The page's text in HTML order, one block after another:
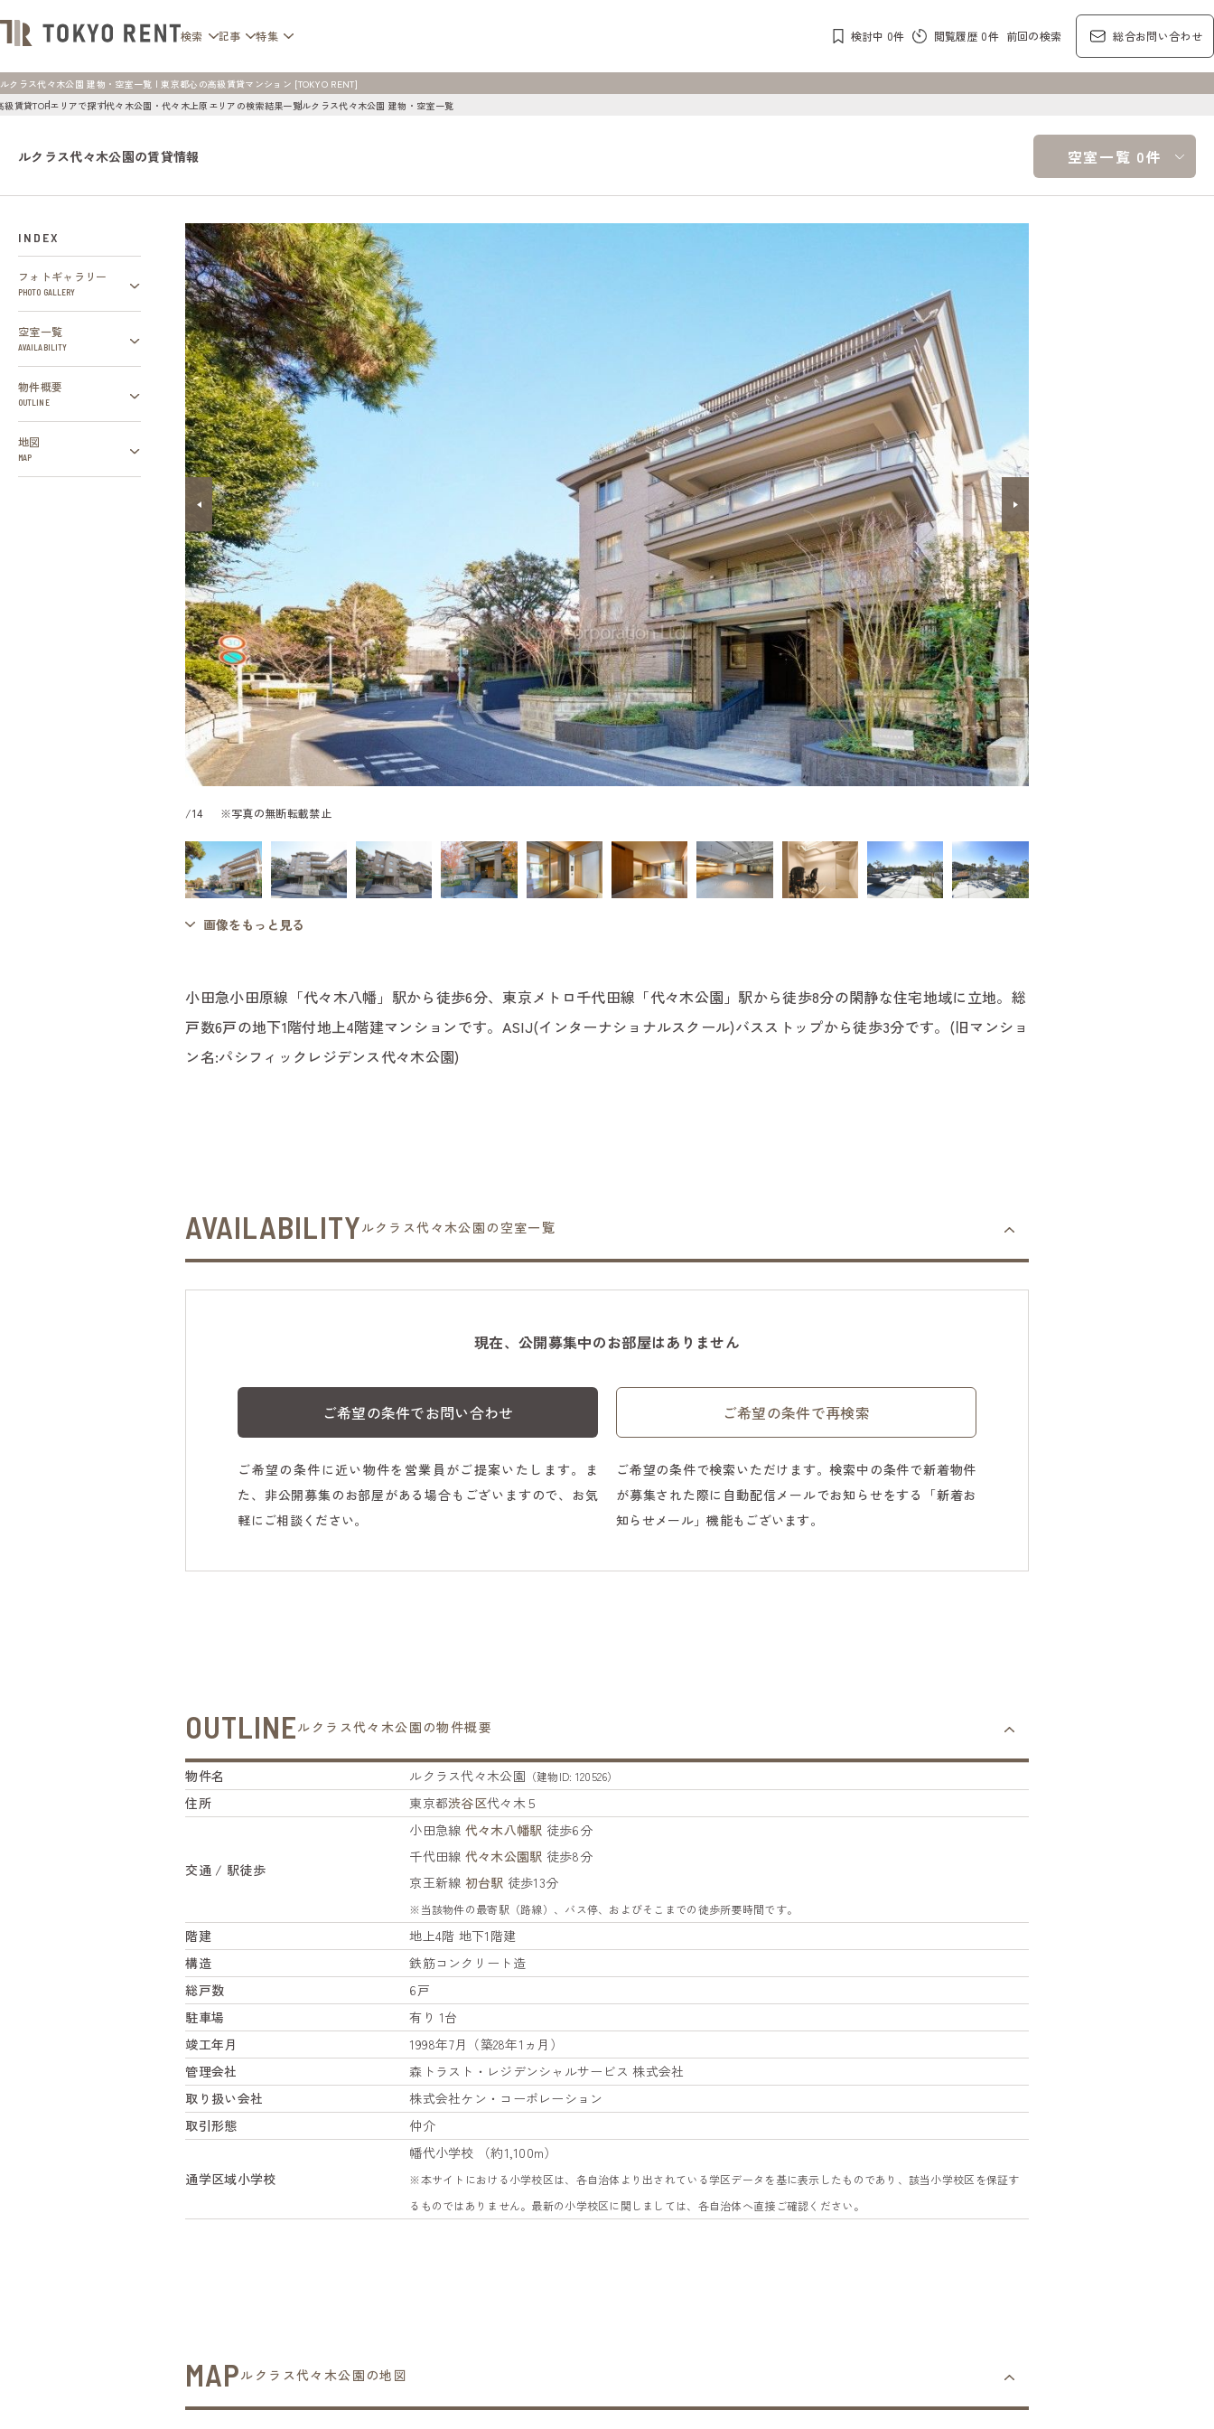
検索 記事 特集 検討中 0件 閲覧履歴 0件 前回の検索 総合お問い合わせ
ルクラス代々木公園 建物・空室一覧 | 東京都心の高級賃貸マンション [TOKYO RENT]
級賃貸TOPエリアで探す代々木公園・代々木上原エリアの検索結果一覧ルクラス代々木公園 建物・空室一覧
ルクラス代々木公園の賃貸情報 空室一覧 0件
INDEX
フォトギャラリー
PHOTO GALLERY
空室一覧
AVAILABILITY
物件概要
OUTLINE
地図
MAP
/14 ※写真の無断転載禁止
画像をもっと見る
小田急小田原線「代々木八幡」駅から徒歩6分、東京メトロ千代田線「代々木公園」駅から徒歩8分の閑静な住宅地域に立地。総
戸数6戸の地下1階付地上4階建マンションです。ASIJ(インターナショナルスクール)バスストップから徒歩3分です。(旧マンショ
ン名:パシフィックレジデンス代々木公園)
AVAILABILITYルクラス代々木公園の空室一覧
現在、公開募集中のお部屋はありません
ご希望の条件でお問い合わせ
ご希望の条件に近い物件を営業員がご提案いたします。ま
た、非公開募集のお部屋がある場合もございますので、お気
軽にご相談ください。
ご希望の条件で再検索
ご希望の条件で検索いただけます。検索中の条件で新着物件
が募集された際に自動配信メールでお知らせをする「新着お
知らせメール」機能もございます。
OUTLINEルクラス代々木公園の物件概要
物件名 ルクラス代々木公園 （建物ID: 120526）
住所 東京都渋谷区代々木５
交通 / 駅徒歩
小田急線 代々木八幡駅 徒歩6分
千代田線 代々木公園駅 徒歩8分
京王新線 初台駅 徒歩13分
※当該物件の最寄駅（路線）、バス停、およびそこまでの徒歩所要時間です。
階建
地上4階 地下1階建
構造
鉄筋コンクリート造
総戸数
6戸
駐車場
有り 1台
竣工年月
1998年7月（築28年1ヵ月）
管理会社
森トラスト・レジデンシャルサービス 株式会社
取り扱い会社
株式会社ケン・コーポレーション
取引形態
仲介
通学区域小学校
幡代小学校 （約1,100m）
※本サイトにおける小学校区は、各自治体より出されている学区データを基に表示したものであり、該当小学校区を保証す
るものではありません。最新の小学校区に関しましては、各自治体へ直接ご確認ください。
MAPルクラス代々木公園の地図